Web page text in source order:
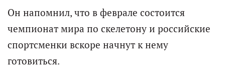
Он напомнил, что в феврале состоится
чемпионат мира по скелетону и российские
спортсменки вскоре начнут к нему
готовиться.